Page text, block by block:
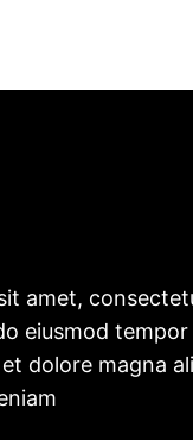
amet,
eiusmod tempor
dolore magna